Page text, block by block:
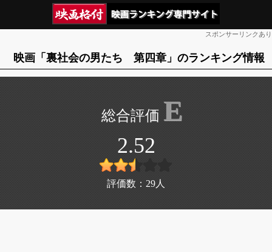
スポンサーリンクあり
映画「裏社会の男たち 第四章」のランキング情報
E
2.52
評価数： 29 人